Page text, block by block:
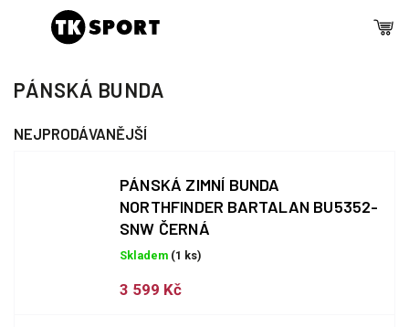
PÁNSKÁ BUNDA
NEJPRODÁVANĚJŠÍ
PÁNSKÁ ZIMNÍ BUNDA
NORTHFINDER BARTALAN BU5352-
SNW ČERNÁ
Skladem (1 ks)
3 599 Kč